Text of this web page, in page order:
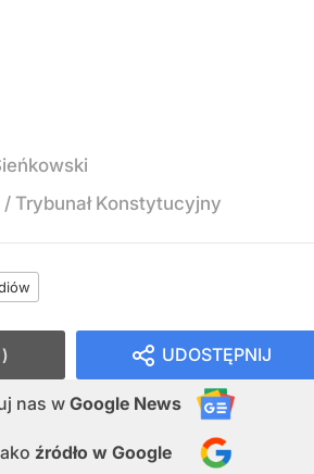
/ Trybunał Konstytucyjny
UDOSTĘPNIJ
nas w Google News
źródło w Google